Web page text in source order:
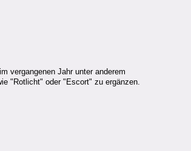
vergangenen Jahr unter anderem
"Rotlicht" oder "Escort" zu ergänzen.